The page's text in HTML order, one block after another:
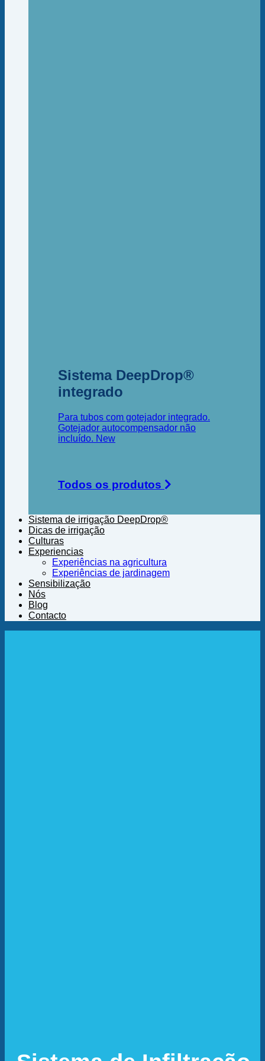
Sistema DeepDrop®
integrado
Para tubos com gotejador integrado.
Gotejador autocompensador não
incluído.
Todos os produtos
Sistema de irrigação DeepDrop®
Dicas de irrigação
Culturas
Experiencias
Experiências na agricultura
Experiências de jardinagem
Sensibilização
Nós
Blog
Contacto